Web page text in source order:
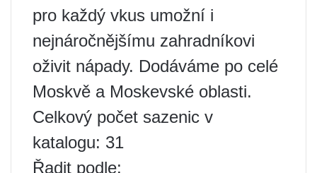
pro každý vkus umožní i
nejnáročnějšímu zahradníkovi
oživit nápady. Dodáváme po celé
Moskvě a Moskevské oblasti.
Celkový počet sazenic v
katalogu: 31
Řadit podle: